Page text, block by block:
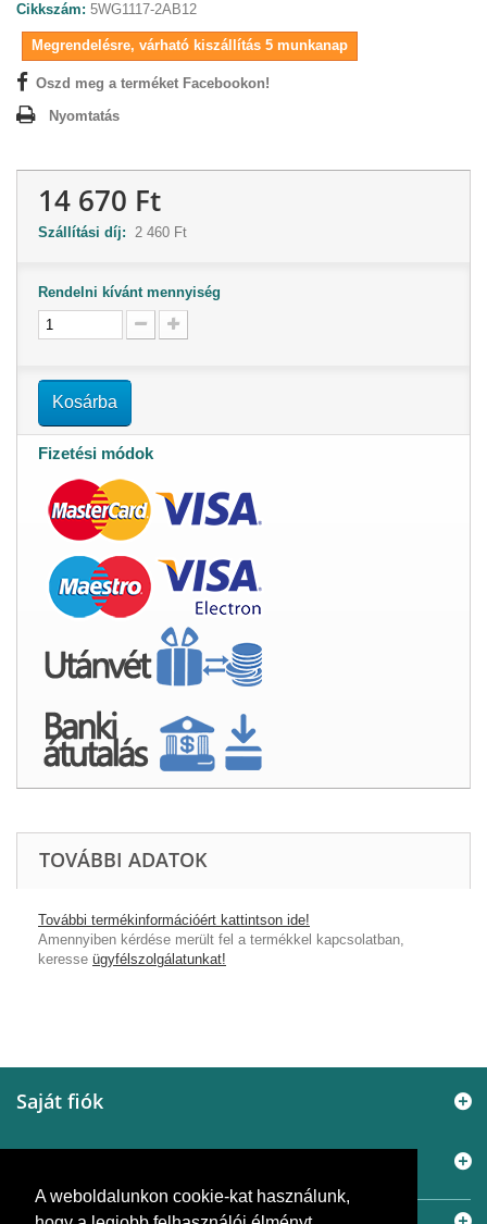
A weboldalunkon cookie-kat használunk,
Cikkszám: 5WG1117-2AB12
Megrendelésre, várható kiszállítás 5 munkanap
Oszd meg a terméket Facebookon!
Nyomtatás
14 670 Ft
Szállítási díj: 2 460 Ft
Rendelni kívánt mennyiség
Kosárba
Fizetési módok
TOVÁBBI ADATOK
További termékinformációért kattintson ide!
Amennyiben kérdése merült fel a termékkel kapcsolatban,
keresse ügyfélszolgálatunkat!
Saját fiók